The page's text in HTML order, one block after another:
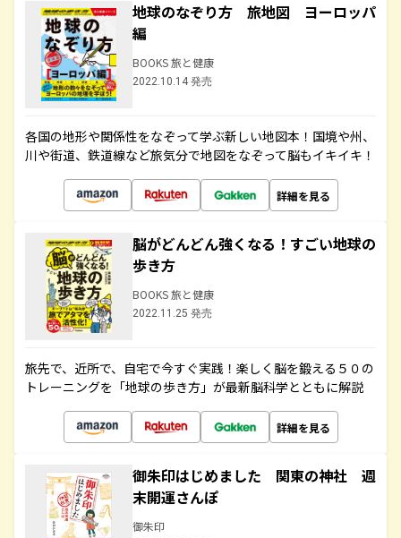
地球のなぞり方 旅地図 ヨーロッパ
編
BOOKS 旅と健康
2022.10.14 発売
各国の地形や関係性をなぞって学ぶ新しい地図本！国境や州、
川や街道、鉄道線など旅気分で地図をなぞって脳もイキイキ！
詳細を見る
脳がどんどん強くなる！すごい地球の
歩き方
BOOKS 旅と健康
2022.11.25 発売
旅先で、近所で、自宅で今すぐ実践！楽しく脳を鍛える５０の
トレーニングを「地球の歩き方」が最新脳科学とともに解説
詳細を見る
御朱印はじめました 関東の神社 週
末開運さんぽ
御朱印